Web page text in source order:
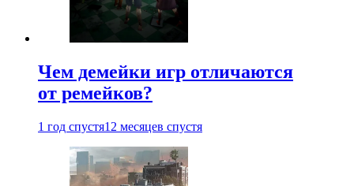
Чем демейки игр отличаются
от ремейков?
1 год спустя12 месяцев спустя